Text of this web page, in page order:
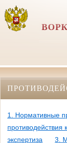
1. Нормативные
противодействия
экспертиза
3.